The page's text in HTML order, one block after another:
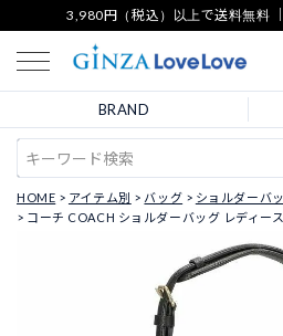
3,980円（税込）以上で送料無料
BRAND
HOME アイテム別 バッグ
ショルダーバ
コーチ COACH ショルダーバッグ レディー